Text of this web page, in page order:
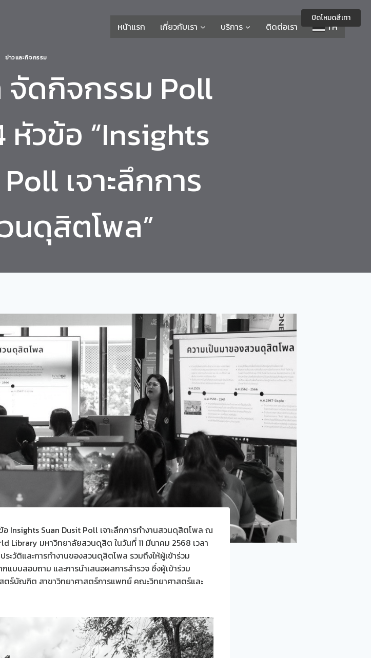
หน้าแรก เกี่ยวกับเรา บริการ ติดต่อเรา TH
ข่าวและกิจกรรม
ดกิจกรรม Poll
หัวข้อ “Insights
เจาะลึกการ
นดุสิตโพล”
Insights Suan Dusit Poll เจาะลึกการทำงานสวนดุสิตโพล ณ
Library มหาวิทยาลัยสวนดุสิต ในวันที่ 11 มีนาคม 2568 เวลา
ะวัติและการทำงานของสวนดุสิตโพล รวมถึงให้ผู้เข้าร่วม
บสอบถาม และการนำเสนอผลการสำรวจ ซึ่งผู้เข้าร่วม
ร์บัณฑิต สาขาวิทยาศาสตร์การแพทย์ คณะวิทยาศาสตร์และ
ปิดโหมดสีเทา